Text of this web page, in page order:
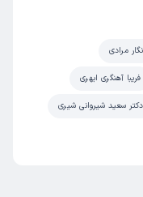
مرادی
فریبا آهنگری ابهری
دکتر سعید شیروانی شیری